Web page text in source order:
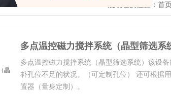
您现在的位置： 首
多点温控磁力搅拌系统（晶型筛选系
多点温控磁力搅拌系统（晶型筛选系统）该设
补孔位不足的状况。（可定制孔位） 还可根据
置器（量身定制）。